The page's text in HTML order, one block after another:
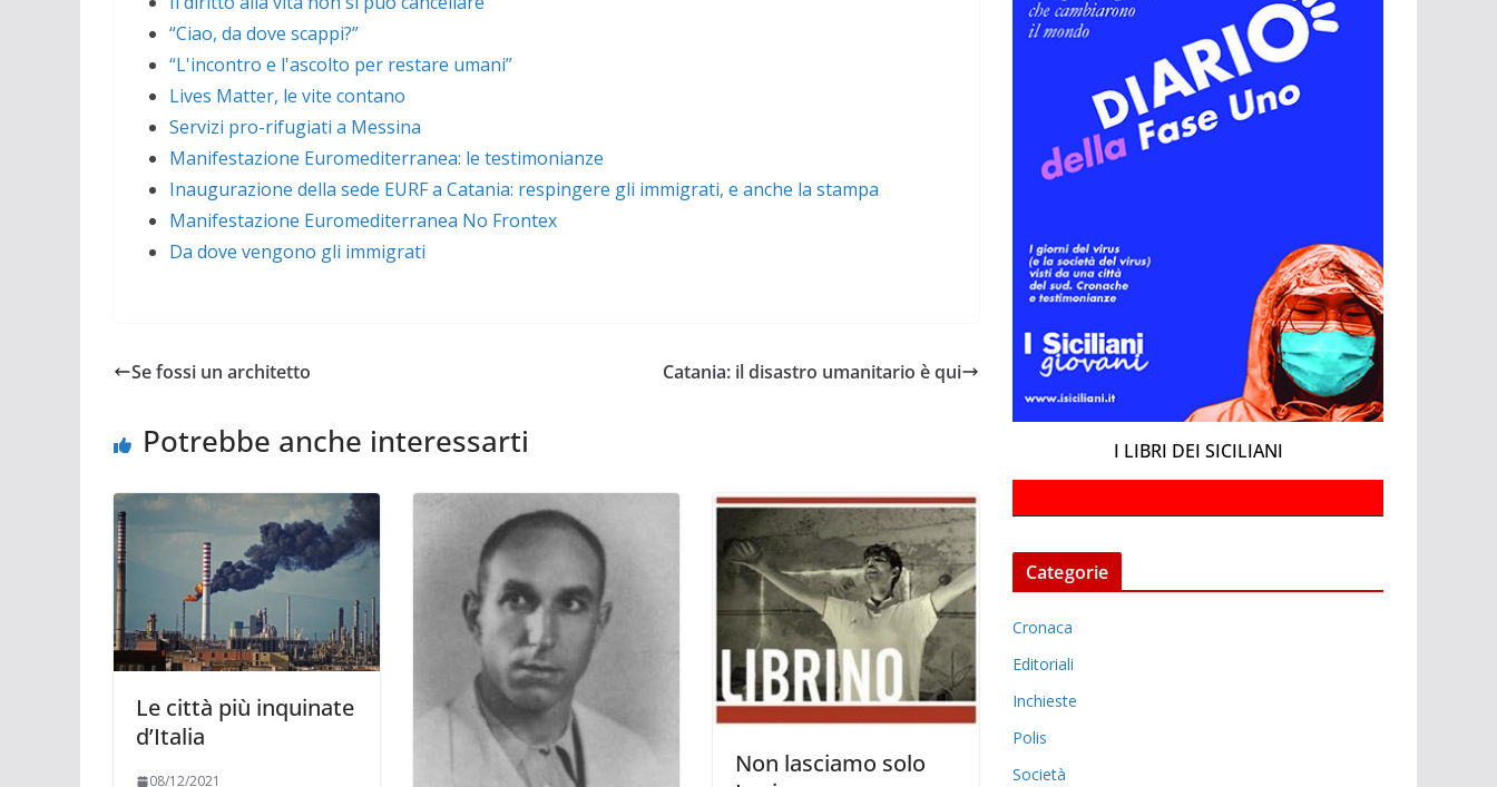
“Ciao, da dove scappi?”
“L'incontro e l'ascolto per restare umani”
Lives Matter, le vite contano
Servizi pro-rifugiati a Messina
Manifestazione Euromediterranea: le testimonianze
Inaugurazione della sede EURF a Catania: respingere gli immigrati, e anche la stampa
Manifestazione Euromediterranea No Frontex
Da dove vengono gli immigrati
Se fossi un architetto Catania: il disastro umanitario è qui
Potrebbe anche interessarti
Le città più inquinate
d’Italia
08/12/2021
Non lasciamo solo
I LIBRI DEI SICILIANI
Categorie
Cronaca
Editoriali
Inchieste
Polis
Società